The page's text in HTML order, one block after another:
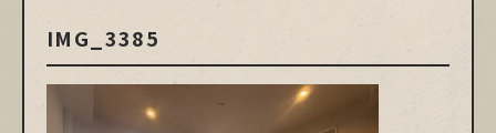
IMG_3385